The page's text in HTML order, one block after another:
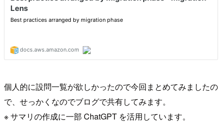
個人的に設問一覧が欲しかったので今回まとめてみましたの
で、せっかくなのでブログで共有してみます。
※ サマリの作成に一部 ChatGPT を活用しています。